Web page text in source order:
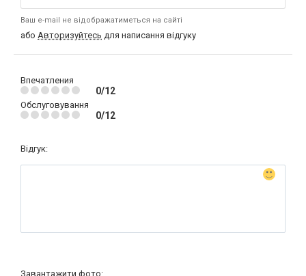
Ваш e-mail не відображатиметься на сайті
або Авторизуйтесь для написання відгуку
Впечатления
0/12
Обслуговування
0/12
Відгук:
Завантажити фото: